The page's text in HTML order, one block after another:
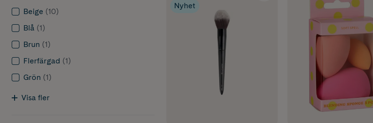
Beige (10)
Blå (1)
Brun (1)
Flerfärgad (1)
Grön (1)
Visa fler
Nyhet